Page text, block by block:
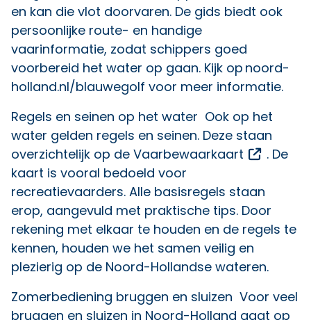
en kan die vlot doorvaren. De gids biedt ook
persoonlijke route- en handige
vaarinformatie, zodat schippers goed
voorbereid het water op gaan. Kijk op noord-
holland.nl/blauwegolf voor meer informatie.
Regels en seinen op het water Ook op het
water gelden regels en seinen. Deze staan
overzichtelijk op de Vaarbewaarkaart Opent
. De
kaart is vooral bedoeld voor
recreatievaarders. Alle basisregels staan
erop, aangevuld met praktische tips. Door
rekening met elkaar te houden en de regels te
kennen, houden we het samen veilig en
plezierig op de Noord-Hollandse wateren.
Zomerbediening bruggen en sluizen Voor veel
bruggen en sluizen in Noord-Holland gaat op